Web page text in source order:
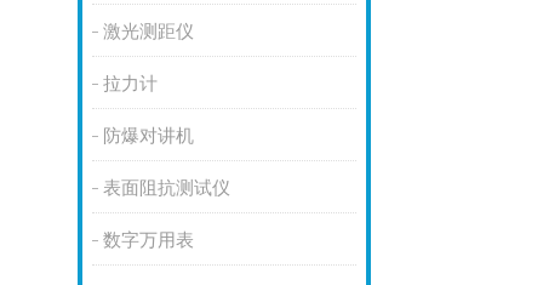
激光测距仪
拉力计
防爆对讲机
表面阻抗测试仪
数字万用表